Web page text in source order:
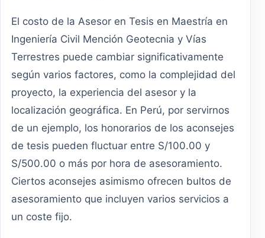
El costo de la Asesor en Tesis en Maestría en
Ingeniería Civil Mención Geotecnia y Vías
Terrestres puede cambiar significativamente
según varios factores, como la complejidad del
proyecto, la experiencia del asesor y la
localización geográfica. En Perú, por servirnos
de un ejemplo, los honorarios de los aconsejes
de tesis pueden fluctuar entre S/100.00 y
S/500.00 o más por hora de asesoramiento.
Ciertos aconsejes asimismo ofrecen bultos de
asesoramiento que incluyen varios servicios a
un coste fijo.